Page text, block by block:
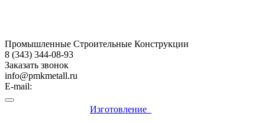
Промышленные Строительные Конструкции
8 (343) 344-08-93
Заказать звонок
info@pmkmetall.ru
E-mail:
Изготовление